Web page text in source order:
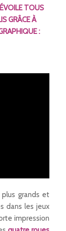
TOUS
GRÂCE À
:
plus grands et
dans les jeux
impression